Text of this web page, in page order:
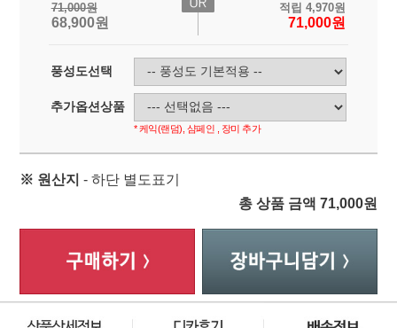
71,000원
68,900원
적립 4,970원
71,000원
풍성도선택
추가옵션상품
* 케익(랜덤), 샴페인 , 장미 추가
※ 원산지 - 하단 별도표기
총 상품 금액 71,000원